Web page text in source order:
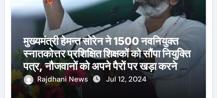
मुख्यमंत्री हेमन्त सोरेन ने 1500 नवनियुक्त
स्नातकोत्तर प्रशिक्षित शिक्षकों को सौंपा नियुक्ति
पत्र, नौजवानों को अपने पैरों पर खड़ा करने का
दोहराया संकल्प
Rajdhani News Jul 12, 2024